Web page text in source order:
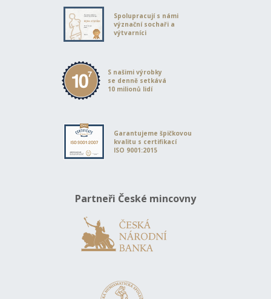
Spolupracují s námi
význační sochaři a
výtvarníci
S našimi výrobky
se denně setkává
10 milionů lidí
Garantujeme špičkovou
kvalitu s certifikací
ISO 9001:2015
Partneři České mincovny